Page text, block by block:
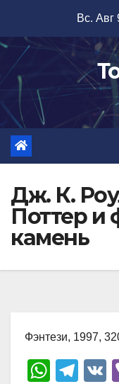
содержимому
Вс. Авг
Дж. К.
Поттер и
камень
Фэнтези, 1997,
W
T